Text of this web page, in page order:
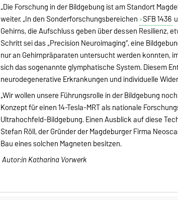
„Die Forschung in der Bildgebung ist am Standort
weiter. „In den Sonderforschungsbereichen SFB 1436
Gehirns, die Aufschluss geben über dessen Resilienz,
Schritt sei das „Precision Neuroimaging“, eine
nur an Gehirnpräparaten untersucht werden konnten,
sich das sogenannte glymphatische System. Diesem
neurodegenerative Erkrankungen und individuelle
„Wir wollen unsere Führungsrolle in der Bildgebung
Konzept für einen 14-Tesla-MRT als nationale
Ultrahochfeld-Bildgebung. Einen Ausblick auf diese
Stefan Röll, der Gründer der Magdeburger Firma
Bau eines solchen Magneten besitzen.
Autor:in Katharina Vorwerk